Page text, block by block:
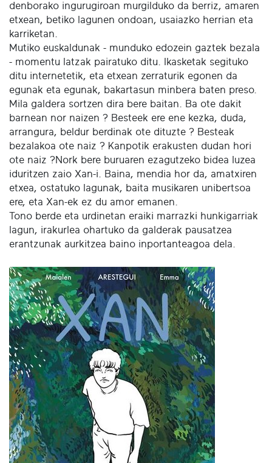
denborako ingurugiroan murgilduko da berriz, amaren
etxean, betiko lagunen ondoan, usaiazko herrian eta
karriketan.
Mutiko euskaldunak - munduko edozein gaztek bezala
- momentu latzak pairatuko ditu. Ikasketak segituko
ditu internetetik, eta etxean zerraturik egonen da
egunak eta egunak, bakartasun minbera baten preso.
Mila galdera sortzen dira bere baitan. Ba ote dakit
barnean nor naizen ? Besteek ere ene kezka, duda,
arrangura, beldur berdinak ote dituzte ? Besteak
bezalakoa ote naiz ? Kanpotik erakusten dudan hori
ote naiz ?Nork bere buruaren ezagutzeko bidea luzea
iduritzen zaio Xan-i. Baina, mendia hor da, amatxiren
etxea, ostatuko lagunak, baita musikaren unibertsoa
ere, eta Xan-ek ez du amor emanen.
Tono berde eta urdinetan eraiki marrazki hunkigarriak
lagun, irakurlea ohartuko da galderak pausatzea
erantzunak aurkitzea baino inportanteagoa dela.